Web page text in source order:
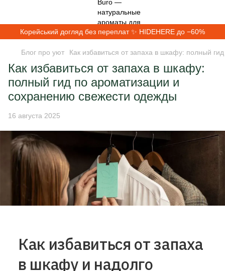
Корейський догляд без переплат ✨ HIDEHERE до −60%
Блог про уют Как избавиться от запаха в шкафу: полный
Как избавиться от запаха в шкафу:
полный гид по ароматизации и
сохранению свежести одежды
16 августа 2025
Как избавиться от запаха
в шкафу и надолго